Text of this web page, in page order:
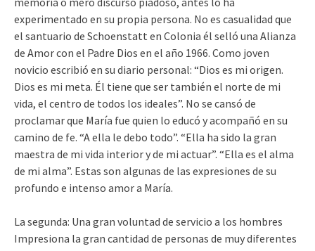
experimentado en su propia persona. No es casualidad que
el santuario de Schoenstatt en Colonia él selló una Alianza
de Amor con el Padre Dios en el año 1966. Como joven
novicio escribió en su diario personal: “Dios es mi origen.
Dios es mi meta. Él tiene que ser también el norte de mi
vida, el centro de todos los ideales”. No se cansó de
proclamar que María fue quien lo educó y acompañó en su
camino de fe. “A ella le debo todo”. “Ella ha sido la gran
maestra de mi vida interior y de mi actuar”. “Ella es el alma
de mi alma”. Estas son algunas de las expresiones de su
profundo e intenso amor a María.
La segunda: Una gran voluntad de servicio a los hombres
Impresiona la gran cantidad de personas de muy diferentes